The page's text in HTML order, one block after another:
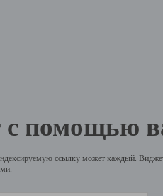
с помощью
ссылку может каждый.